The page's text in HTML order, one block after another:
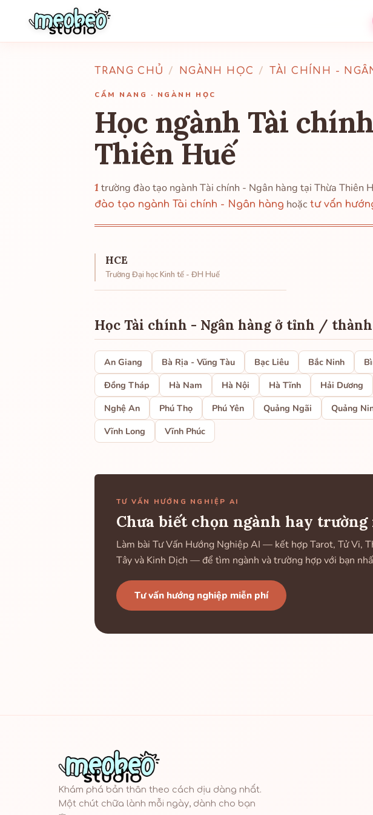
TRANG CHỦ / NGÀNH HỌC / TÀI CHÍNH -
CẨM NANG · NGÀNH HỌC
Học ngành Tài
Thiên Huế
1 trường đào tạo ngành Tài chính - Ngân hàng tại Thừa Thiên
đào tạo ngành Tài chính - Ngân hàng hoặc tư vấn
HCE
Trường Đại học Kinh tế - ĐH Huế
Học Tài chính - Ngân hàng ở tỉnh /
An Giang Bà Rịa - Vũng Tàu Bạc Liêu Bắc Ninh
Đồng Tháp
Hà Nam Hà Nội Hà Tĩnh Hải Dương
Nghệ An
Phú Thọ Phú Yên Quảng Ngãi Quảng
Vĩnh Long
Vĩnh Phúc
TƯ VẤN HƯỚNG NGHIỆP AI
Chưa biết chọn ngành hay trường
Làm bài Tư Vấn Hướng Nghiệp AI — kết hợp Tarot, Tử Vi,
Tây và Kinh Dịch — để tìm ngành và trường hợp với bạn
Tư vấn hướng nghiệp miễn phí
Khám phá bản thân theo cách dịu dàng nhất.
Một chút chữa lành mỗi ngày, dành cho bạn